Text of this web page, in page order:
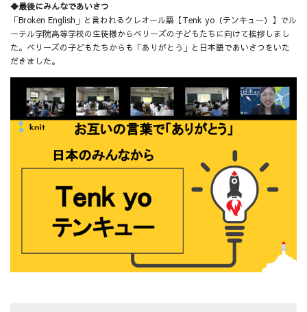
◆最後にみんなであいさつ
「Broken English」と言われるクレオール語【Tenk yo（テンキュー）】でル
ーテル学院高等学校の生徒様からベリーズの子どもたちに向けて挨拶しまし
た。ベリーズの子どもたちからも「ありがとう」と日本語であいさつをいた
だきました。